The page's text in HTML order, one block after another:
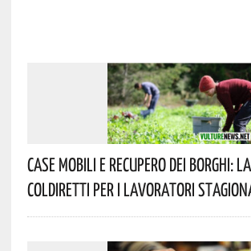
Case Mobili E Recupero Dei Borghi:
Coldiretti Per I Lavoratori